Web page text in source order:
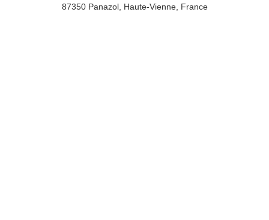
87350 Panazol, Haute-Vienne, France